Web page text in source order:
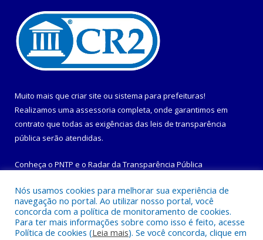
Muito mais que criar site ou sistema para prefeituras!
Realizamos uma assessoria completa, onde garantimos em
contrato que todas as exigências das leis de transparência
pública serão atendidas.
Conheça o PNTP e o Radar da Transparência Pública
Todos os direitos reservados a Prefeitura Municipal de
Maracanã.
Nós usamos cookies para melhorar sua experiência de
navegação no portal. Ao utilizar nosso portal, você
concorda com a política de monitoramento de cookies.
Para ter mais informações sobre como isso é feito, acesse
Política de cookies (Leia mais). Se você concorda, clique em